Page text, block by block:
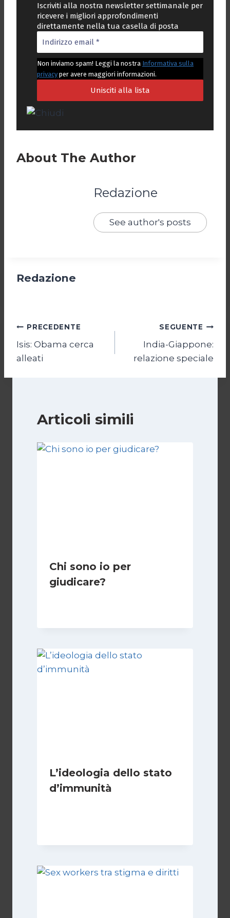
Iscriviti alla nostra newsletter settimanale per
ricevere i migliori approfondimenti
direttamente nella tua casella di posta
Non inviamo spam! Leggi la nostra Informativa sulla
privacy per avere maggiori informazioni.
About The Author
Redazione
See author's posts
Redazione
Navigazione
articoli
PRECEDENTE
Isis: Obama cerca
alleati
SEGUENTE
India-Giappone:
relazione speciale
Articoli simili
Chi sono io per
giudicare?
L’ideologia dello stato
d’immunità